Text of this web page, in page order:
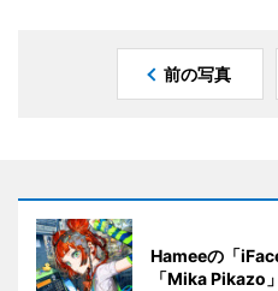
前の写真
Hameeの「
「Mika Pikazo